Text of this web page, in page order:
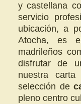
y castellana
servicio
ubicación, a
Atocha, es
madrileños
disfrutar de
nuestra
selección de
pleno centro